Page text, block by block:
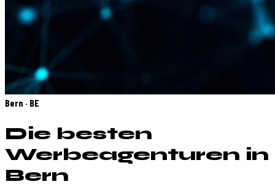
Bern · BE
Die besten
Werbeagenturen in
Bern